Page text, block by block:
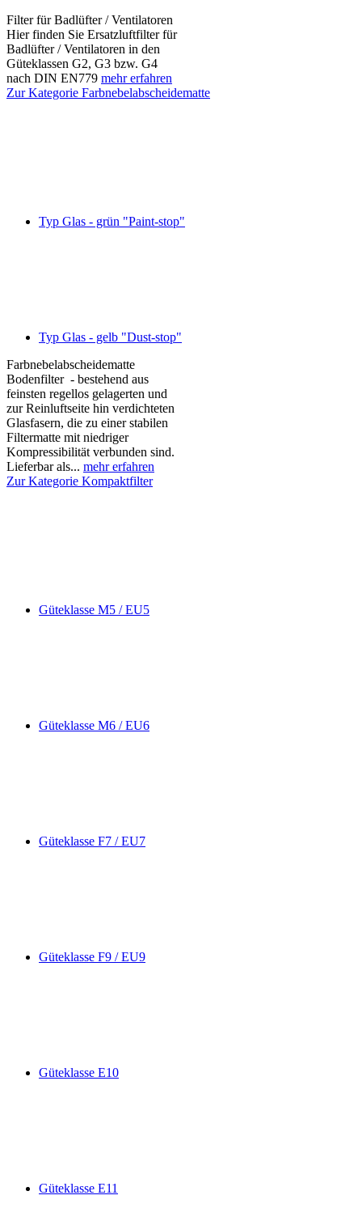
Filter für Badlüfter / Ventilatoren
Hier finden Sie Ersatzluftfilter für
Badlüfter / Ventilatoren in den
Güteklassen G2, G3 bzw. G4
nach DIN EN779 mehr erfahren
Zur Kategorie Farbnebelabscheidematte
Typ Glas - grün "Paint-stop"
Typ Glas - gelb "Dust-stop"
Farbnebelabscheidematte
Bodenfilter - bestehend aus
feinsten regellos gelagerten und
zur Reinluftseite hin verdichteten
Glasfasern, die zu einer stabilen
Filtermatte mit niedriger
Kompressibilität verbunden sind.
Lieferbar als... mehr erfahren
Zur Kategorie Kompaktfilter
Güteklasse M5 / EU5
Güteklasse M6 / EU6
Güteklasse F7 / EU7
Güteklasse F9 / EU9
Güteklasse E10
Güteklasse E11